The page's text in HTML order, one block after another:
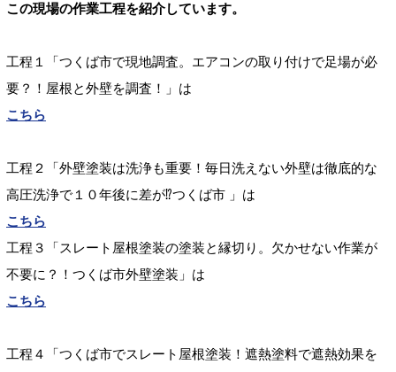
この現場の作業工程を紹介しています。
工程１「つくば市で現地調査。エアコンの取り付けで足場が必
要？！屋根と外壁を調査！」は
こちら
工程２「外壁塗装は洗浄も重要！毎日洗えない外壁は徹底的な
高圧洗浄で１０年後に差が⁉つくば市 」は
こちら
工程３「スレート屋根塗装の塗装と縁切り。欠かせない作業が
不要に？！つくば市外壁塗装」は
こちら
工程４「つくば市でスレート屋根塗装！遮熱塗料で遮熱効果を